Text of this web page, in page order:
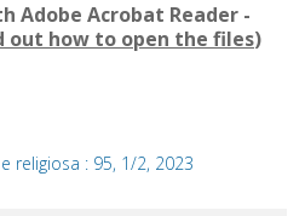
Adobe Acrobat Reader -
out how to open the files)
religiosa : 95, 1/2, 2023